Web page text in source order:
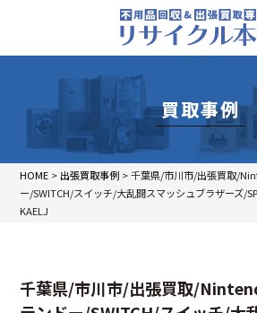
買取事例
HOME > 出張買取事例 >千葉県/市川市/出張買取/
ー/SWITCH/スイッチ/大乱闘スマッシュブラザーズ/
KAELJ
千葉県/市川市/出張買取/